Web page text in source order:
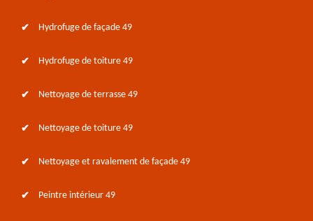
Hydrofuge de façade 49
Hydrofuge de toiture 49
Nettoyage de terrasse 49
Nettoyage de toiture 49
Nettoyage et ravalement de façade 49
Peintre intérieur 49